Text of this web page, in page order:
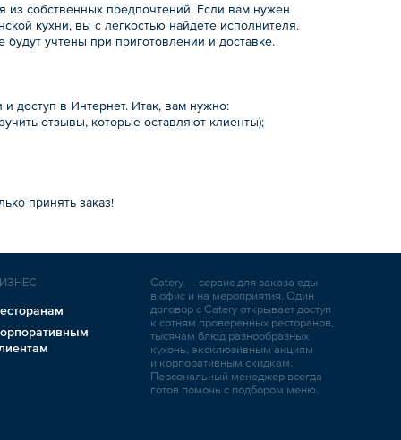
из собственных предпочтений. Если вам нужен
кухни, вы с легкостью найдете исполнителя.
учтены при приготовлении и доставке.
доступ в Интернет. Итак, вам нужно:
отзывы, которые оставляют клиенты);
принять заказ!
Catery — сервис для заказа еды
в офис и на мероприятия. Один
договор с Catery открывает доступ
к сотням проверенных ресторанов,
тысячам блюд разнообразных
кухонь, эксклюзивным акциям
и корпоративным скидкам.
Персональный менеджер всегда
готов помочь с подбором меню.